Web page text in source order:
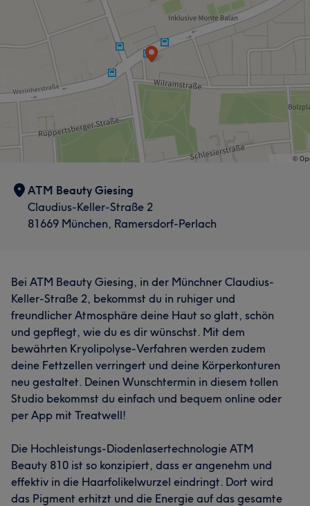
ATM Beauty Giesing
Claudius-Keller-Straße 2
81669 München, Ramersdorf-Perlach
Bei ATM Beauty Giesing, in der Münchner Claudius-
Keller-Straße 2, bekommst du in ruhiger und
freundlicher Atmosphäre deine Haut so glatt, schön
und gepflegt, wie du es dir wünschst. Mit dem
bewährten Kryolipolyse-Verfahren werden zudem
deine Fettzellen verringert und deine Körperkonturen
neu gestaltet. Deinen Wunschtermin in diesem tollen
Studio bekommst du einfach und bequem online oder
per App mit Treatwell!
Die Hochleistungs-Diodenlasertechnologie ATM
Beauty 810 ist so konzipiert, dass er angenehm und
effektiv in die Haarfolikelwurzel eindringt. Dort wird
das Pigment erhitzt und die Energie auf das gesamte